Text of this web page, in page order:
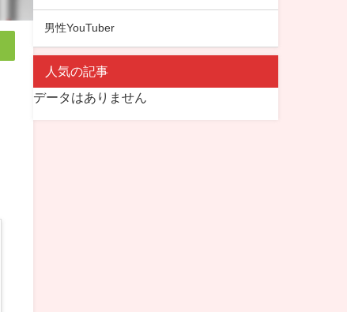
男性YouTuber
人気の記事
データはありません